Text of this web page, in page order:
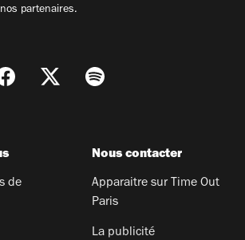
partenaires.
de
Nous contacter
Apparaitre sur Time Out
Paris
La publicité